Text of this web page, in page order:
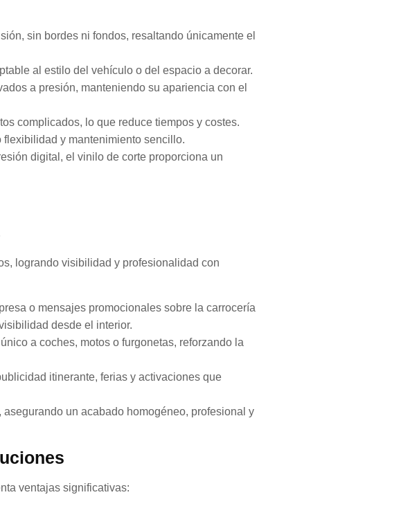
sin bordes ni fondos, resaltando únicamente el
al estilo del vehículo o del espacio a decorar.
a presión, manteniendo su apariencia con el
complicados, lo que reduce tiempos y costes.
y mantenimiento sencillo.
digital, el vinilo de corte proporciona un
logrando visibilidad y profesionalidad con
o mensajes promocionales sobre la carrocería
desde el interior.
a coches, motos o furgonetas, reforzando la
itinerante, ferias y activaciones que
un acabado homogéneo, profesional y
ventajas significativas: